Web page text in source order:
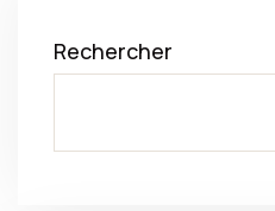
Rechercher